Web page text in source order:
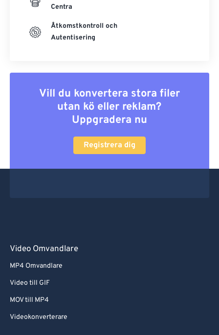
Centra
Åtkomstkontroll och
Autentisering
Vill du konvertera stora filer
utan kö eller reklam?
Uppgradera nu
Registrera dig
Video Omvandlare
MP4 Omvandlare
Video till GIF
MOV till MP4
Videokonverterare